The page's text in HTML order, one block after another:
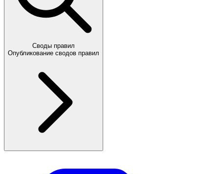
Своды правил
Опубликование сводов правил